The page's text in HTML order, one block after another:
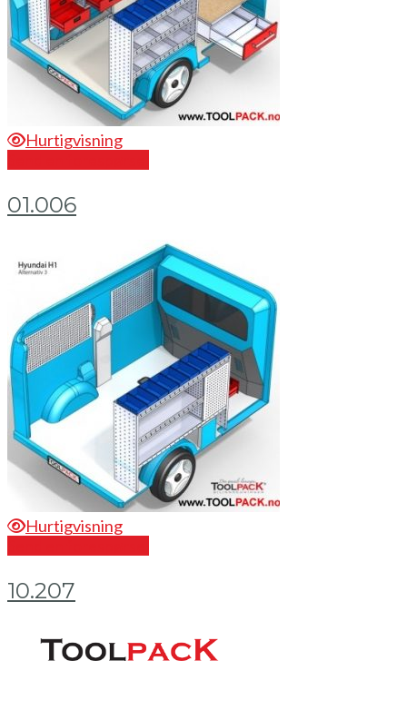
Hurtigvisning
01.006
Hurtigvisning
10.207